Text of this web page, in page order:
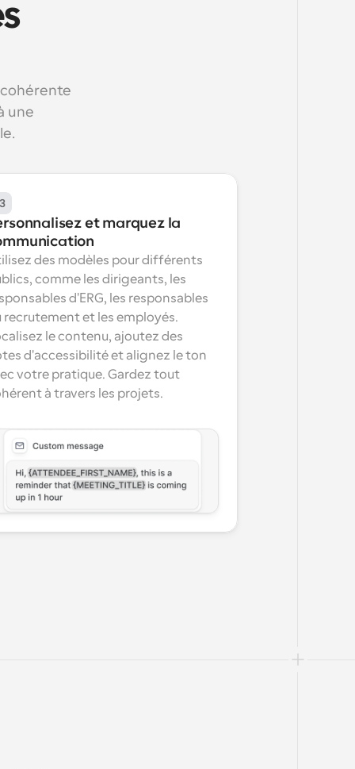
une
et marquez la
des modèles pour différents
comme les dirigeants, les
d'ERG, les responsables
recrutement et les employés.
le contenu, ajoutez des
d'accessibilité et alignez le ton
votre pratique. Gardez tout
à travers les projets.